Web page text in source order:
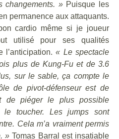
changements. »Puisque les
permanence aux attaquants.
cardio même si je joueur
utilisé pour ses qualités
l’anticipation.« Le spectacle
plus de Kung-Fu et de 3.6
sur le sable, ça compte le
de pivot-défenseur est de
de piéger le plus possible
le toucher. Les jumps sont
Cela m’a vraiment permis
» Tomas Barral est insatiable